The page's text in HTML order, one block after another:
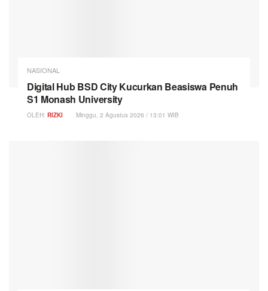
NASIONAL
Digital Hub BSD City Kucurkan Beasiswa Penuh
S1 Monash University
OLEH: RIZKI Minggu, 2 Agustus 2026 / 13:01 WIB